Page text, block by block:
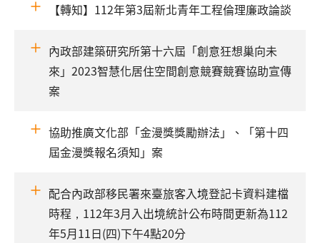
【轉知】112年第3屆新北青年工程倫理廉政論談
內政部建築研究所第十六屆「創意狂想巢向未
來」2023智慧化居住空間創意競賽競賽協助宣傳
案
協助推廣文化部「金漫獎獎勵辦法」、「第十四
屆金漫獎報名須知」案
配合內政部移民署來臺旅客入境登記卡資料建檔
時程，112年3月入出境統計公布時間更新為112
年5月11日(四)下午4點20分